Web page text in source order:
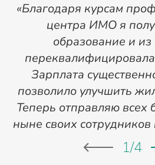
«Благодаря курсам
центра ИМО я
образование и из
Зарплата
позволило улучшить
Теперь отправляю всех
ныне своих
1/4